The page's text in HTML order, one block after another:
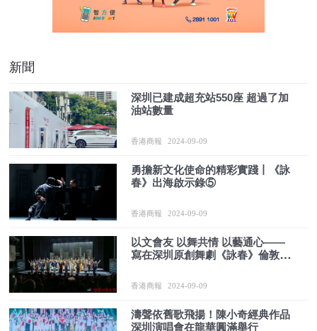
新聞
深圳已建成超充站550座 超過了加
油站數量
香港商報 2024-09-09
勇擔新文化使命的精彩實踐丨《詠
春》出海啟示錄⑤
香港商報 2024-09-09
以文會友 以舞共情 以藝通心——
寫在深圳原創舞劇《詠春》倫敦商
香港商報 2024-09-09
濤聲依舊歌飛揚！陳小奇經典作品
深圳演唱會在龍華圓滿舉行